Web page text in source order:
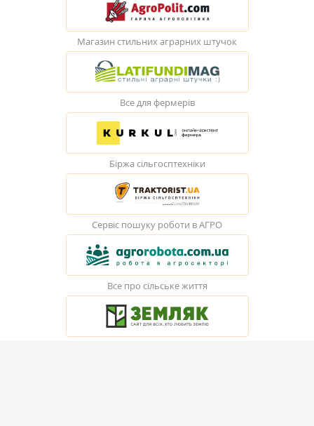
Магазин стильних аграрних штучок
Все для фермерів
Біржа сільгосптехніки
Сервіс пошуку роботи в АГРО
Все про сільське життя